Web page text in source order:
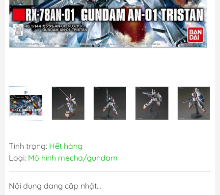
Tình trạng: Hết hàng
Loại: Mô hình mecha/gundam
Nội dung đang cập nhật...